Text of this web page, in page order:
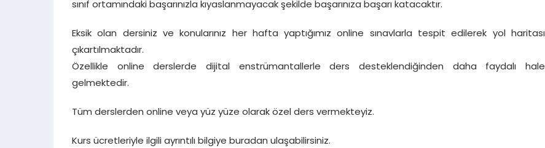
sınıf ortamındaki başarınızla kıyaslanmayacak şekilde başarınıza başarı katacaktır.
Eksik olan dersiniz ve konularınız her hafta yaptığımız online sınavlarla tespit edilerek yol haritası
çıkartılmaktadır.
Özellikle online derslerde dijital enstrümantallerle ders desteklendiğinden daha faydalı hale
gelmektedir.
Tüm derslerden online veya yüz yüze olarak özel ders vermekteyiz.
Kurs ücretleriyle ilgili ayrıntılı bilgiye buradan ulaşabilirsiniz.